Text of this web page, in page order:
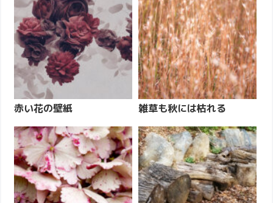
赤い花の壁紙 雑草も秋には枯れる